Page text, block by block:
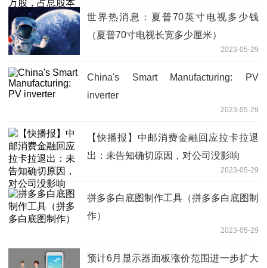
世界热消息：夏普70英寸电视多少钱
（夏普70寸电视长宽多少厘米）
2023-05-29
China's Smart Manufacturing: PV
inverter
2023-05-29
【快播报】中邮消费金融回应拉卡拉退
出：未告知确切原因，对公司没影响
2023-05-29
拼多多白底图制作工具（拼多多白底图制
作）
2023-05-29
预计6月显示器面板涨价范围进一步扩大